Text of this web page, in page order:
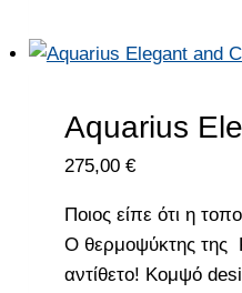
Aquarius
275,00 €
Ποιος είπε ότι η
Ο θερμοψύκτης της
αντίθετο! Κομψό